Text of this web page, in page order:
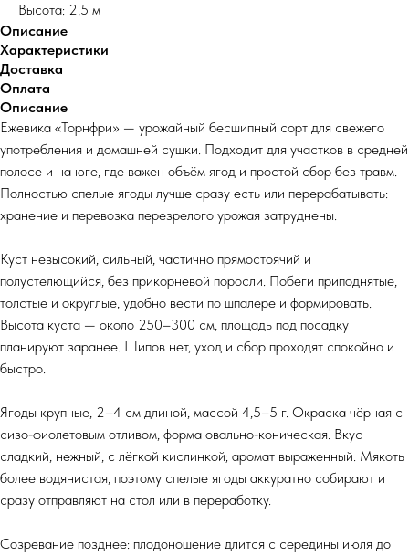
Высота: 2,5 м
Описание
Характеристики
Доставка
Оплата
Описание
Ежевика «Торнфри» — урожайный бесшипный сорт для свежего
употребления и домашней сушки. Подходит для участков в средней
полосе и на юге, где важен объём ягод и простой сбор без травм.
Полностью спелые ягоды лучше сразу есть или перерабатывать:
хранение и перевозка перезрелого урожая затруднены.
Куст невысокий, сильный, частично прямостоячий и
полустелющийся, без прикорневой поросли. Побеги приподнятые,
толстые и округлые, удобно вести по шпалере и формировать.
Высота куста — около 250–300 см, площадь под посадку
планируют заранее. Шипов нет, уход и сбор проходят спокойно и
быстро.
Ягоды крупные, 2–4 см длиной, массой 4,5–5 г. Окраска чёрная с
сизо‑фиолетовым отливом, форма овально‑коническая. Вкус
сладкий, нежный, с лёгкой кислинкой; аромат выраженный. Мякоть
более водянистая, поэтому спелые ягоды аккуратно собирают и
сразу отправляют на стол или в переработку.
Созревание позднее: плодоношение длится с середины июля до